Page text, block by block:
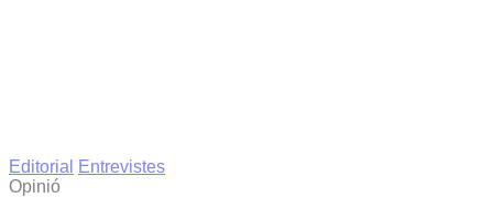
Editorial
Entrevistes
Opinió